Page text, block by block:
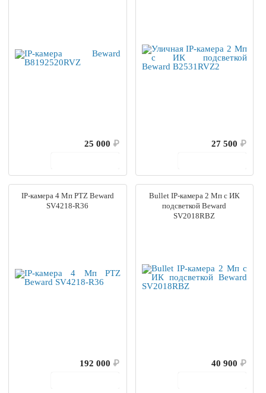
25 000 ₽
27 500 ₽
IP-камера 4 Мп PTZ Beward
SV4218-R36
192 000 ₽
Bullet IP-камера 2 Мп с ИК
подсветкой Beward
SV2018RBZ
40 900 ₽